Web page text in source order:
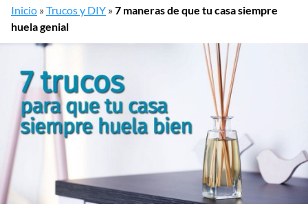
Inicio »Trucos y DIY »7 maneras de que tu casa siempre
huela genial